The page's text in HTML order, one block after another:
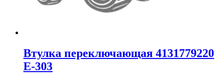
Втулка переключающая 4131779220
Е-303